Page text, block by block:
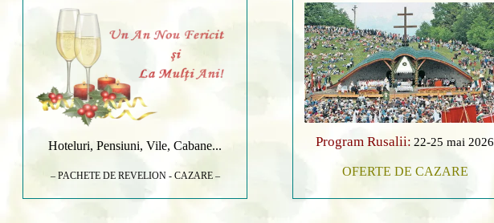
Hoteluri, Pensiuni, Vile, Cabane...
– PACHETE DE REVELION - CAZARE –
Program Rusalii: 22-25 mai 2026
OFERTE DE CAZARE